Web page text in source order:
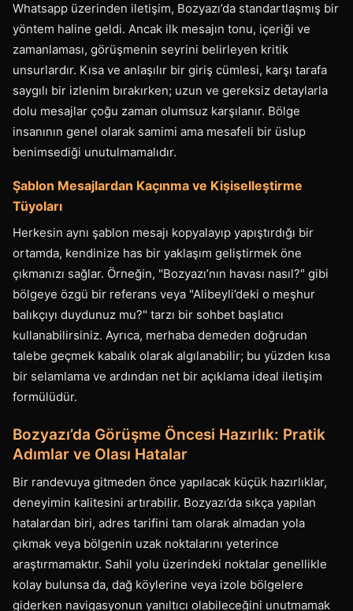
Whatsapp üzerinden iletişim, Bozyazı’da standartlaşmış bir
yöntem haline geldi. Ancak ilk mesajın tonu, içeriği ve
zamanlaması, görüşmenin seyrini belirleyen kritik
unsurlardır. Kısa ve anlaşılır bir giriş cümlesi, karşı tarafa
saygılı bir izlenim bırakırken; uzun ve gereksiz detaylarla
dolu mesajlar çoğu zaman olumsuz karşılanır. Bölge
insanının genel olarak samimi ama mesafeli bir üslup
benimsediği unutulmamalıdır.
Şablon Mesajlardan Kaçınma ve Kişiselleştirme
Tüyoları
Herkesin aynı şablon mesajı kopyalayıp yapıştırdığı bir
ortamda, kendinize has bir yaklaşım geliştirmek öne
çıkmanızı sağlar. Örneğin, "Bozyazı’nın havası nasıl?" gibi
bölgeye özgü bir referans veya "Alibeyli’deki o meşhur
balıkçıyı duydunuz mu?" tarzı bir sohbet başlatıcı
kullanabilirsiniz. Ayrıca, merhaba demeden doğrudan
talebe geçmek kabalık olarak algılanabilir; bu yüzden kısa
bir selamlama ve ardından net bir açıklama ideal iletişim
formülüdür.
Bozyazı’da Görüşme Öncesi Hazırlık: Pratik
Adımlar ve Olası Hatalar
Bir randevuya gitmeden önce yapılacak küçük hazırlıklar,
deneyimin kalitesini artırabilir. Bozyazı’da sıkça yapılan
hatalardan biri, adres tarifini tam olarak almadan yola
çıkmak veya bölgenin uzak noktalarını yeterince
araştırmamaktır. Sahil yolu üzerindeki noktalar genellikle
kolay bulunsa da, dağ köylerine veya izole bölgelere
giderken navigasyonun yanıltıcı olabileceğini unutmamak